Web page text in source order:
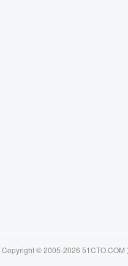
Copyright © 2005-2026 51CTO.COM